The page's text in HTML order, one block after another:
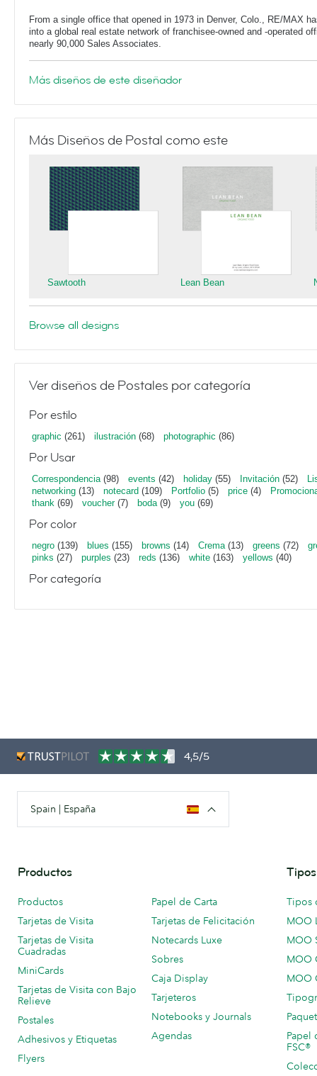
From a single office that opened in 1973 in Denver, Colo., RE/MAX
into a global real estate network of franchisee-owned and -operated
nearly 90,000 Sales Associates.
Más diseños de este diseñador
Más Diseños de Postal como este
Sawtooth Lean Bean
Browse all designs
Ver diseños de Postales por categoría
Por estilo
graphic (261) ilustración (68) photographic (86)
Por Usar
Correspondencia(98) events (42) holiday (55) Invitación (52)
networking (13) notecard (109) Portfolio (5) price (4)
thank (69) voucher(7) boda(9) you (69)
Por color
negro (139) blues (155) browns (14) Crema(13) greens (72)
pinks (27) purples (23) reds (136) white (163) yellows (40)
Por categoría
4,5/5
Spain | España
Productos
Productos
Tarjetas de Visita
Tarjetas de Visita
Cuadradas
MiniCards
Tarjetas de Visita con Bajo
Relieve
Postales
Adhesivos y Etiquetas
Flyers
Papel de Carta
Tarjetas de Felicitación
Notecards Luxe
Sobres
Caja Display
Tarjeteros
Notebooks y Journals
Agendas
Tipos
MOO
MOO
MOO
MOO
Papel
FSC®